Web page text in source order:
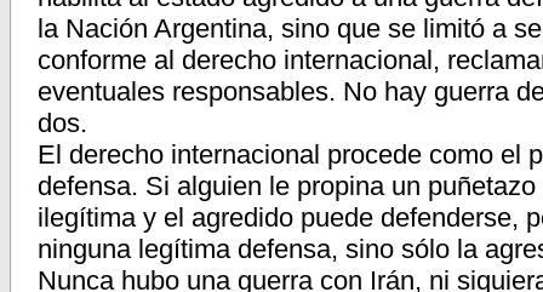
la Nación Argentina, sino que se limitó a
conforme al derecho internacional,
eventuales responsables. No hay guerra
dos.
El derecho internacional procede como el
defensa. Si alguien le propina un
ilegítima y el agredido puede defenderse,
ninguna legítima defensa, sino sólo la
Nunca hubo una guerra con Irán, ni